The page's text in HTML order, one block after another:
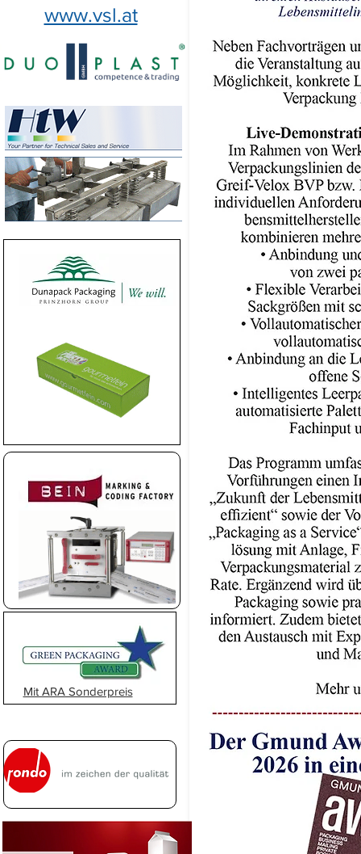
www.vsl.at
Mit ARA Sonderpreis